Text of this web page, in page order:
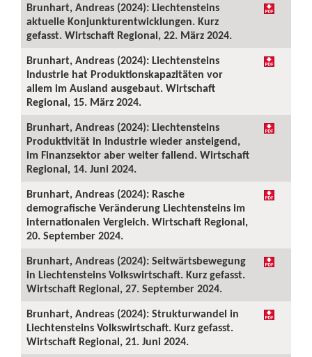
Brunhart, Andreas (2024): Liechtensteins
aktuelle Konjunkturentwicklungen. Kurz
gefasst. Wirtschaft Regional, 22. März 2024.
Brunhart, Andreas (2024): Liechtensteins
Industrie hat Produktionskapazitäten vor
allem im Ausland ausgebaut. Wirtschaft
Regional, 15. März 2024.
Brunhart, Andreas (2024): Liechtensteins
Produktivität in Industrie wieder ansteigend,
im Finanzsektor aber weiter fallend. Wirtschaft
Regional, 14. Juni 2024.
Brunhart, Andreas (2024): Rasche
demografische Veränderung Liechtensteins im
internationalen Vergleich. Wirtschaft Regional,
20. September 2024.
Brunhart, Andreas (2024): Seitwärtsbewegung
in Liechtensteins Volkswirtschaft. Kurz gefasst.
Wirtschaft Regional, 27. September 2024.
Brunhart, Andreas (2024): Strukturwandel in
Liechtensteins Volkswirtschaft. Kurz gefasst.
Wirtschaft Regional, 21. Juni 2024.